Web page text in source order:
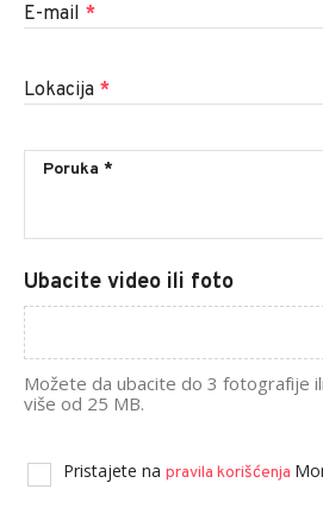
E-mail *
Lokacija *
Ubacite video ili foto
Možete da ubacite do 3 fotografije
više od 25 MB.
Pristajete na pravila korišćenja